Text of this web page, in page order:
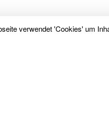
verwendet 'Cookies' um